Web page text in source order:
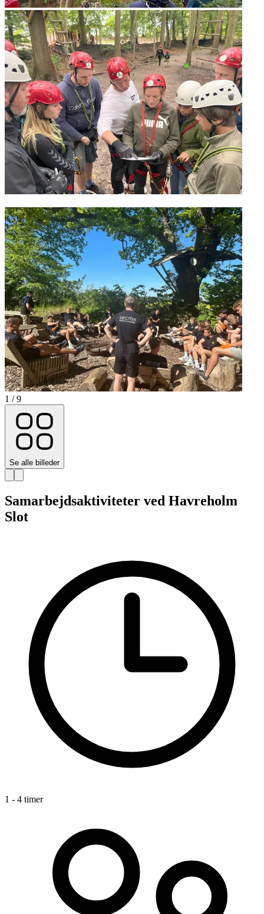
Se alle billeder
Samarbejdsaktiviteter ved Havreholm